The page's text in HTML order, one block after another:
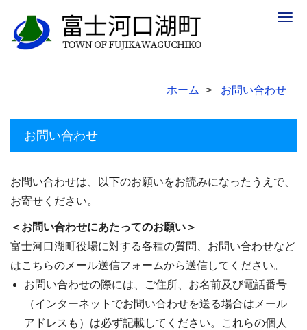
ホーム お問い合わせ
お問い合わせ
お問い合わせは、以下のお願いをお読みになったうえで、
お寄せください。
＜お問い合わせにあたってのお願い＞
富士河口湖町役場に対する各種の質問、お問い合わせなど
はこちらのメール送信フォームから送信してください。
お問い合わせの際には、ご住所、お名前及び電話番号
（インターネットでお問い合わせを送る場合はメール
アドレスも）は必ず記載してください。これらの個人